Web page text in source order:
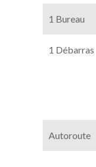
1 Bureau
1 Débarras
Autoroute